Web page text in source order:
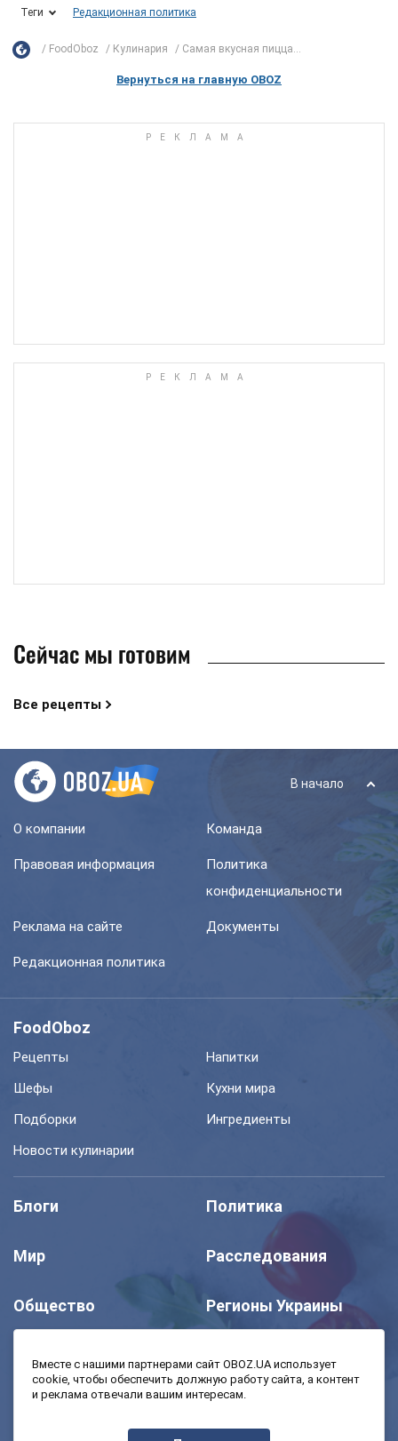
Теги Редакционная политика
FoodOboz Кулинария Самая вкусная пицца...
Вернуться на главную OBOZ
Сейчас мы готовим
Все рецепты
В начало
О компании Команда
Правовая информация
Политика
конфиденциальности
Реклама на сайте Документы
Редакционная политика
FoodOboz
Рецепты
Напитки
Шефы
Кухни мира
Подборки
Ингредиенты
Новости кулинарии
Блоги Политика
Мир Расследования
Общество Регионы Украины
Моя школа Авто
Вместе с нашими партнерами сайт OBOZ.UA использует
cookie, чтобы обеспечить должную работу сайта, а контент
и реклама отвечали вашим интересам.